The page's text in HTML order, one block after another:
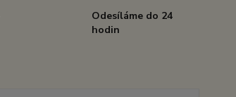
Odesíláme do 24
hodin